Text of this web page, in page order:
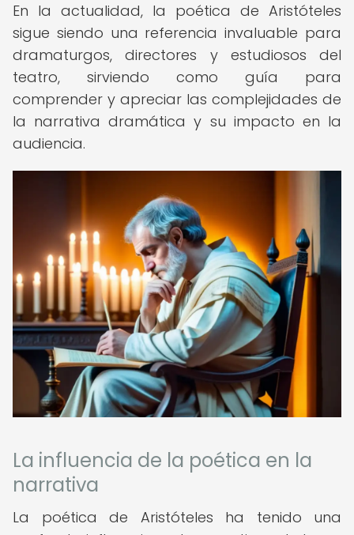
En la actualidad, la poética de Aristóteles
sigue siendo una referencia invaluable para
dramaturgos, directores y estudiosos del
teatro, sirviendo como guía para
comprender y apreciar las complejidades de
la narrativa dramática y su impacto en la
audiencia.
La influencia de la poética en la
narrativa
La poética de Aristóteles ha tenido una